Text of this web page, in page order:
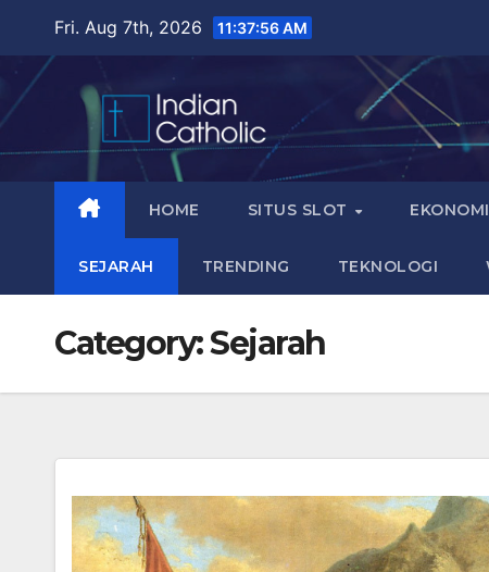
content
Fri. Aug 7th, 2026 11:37:58 AM
HOME SITUS SLOT EKONOMI
SEJARAH TRENDING TEKNOLOGI
Category:Sejarah